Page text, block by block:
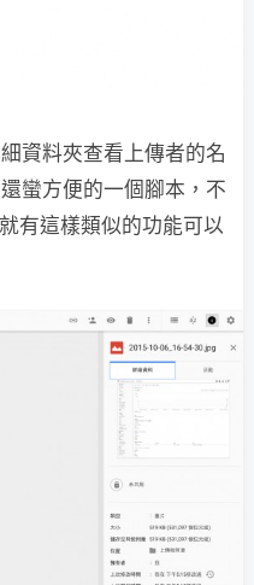
資料夾查看上傳者的名
蠻方便的一個腳本，不
有這樣類似的功能可以